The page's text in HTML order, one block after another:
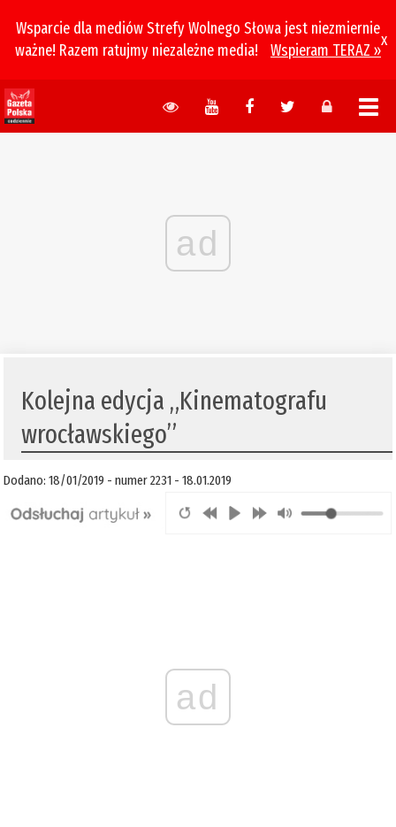
Wsparcie dla mediów Strefy Wolnego Słowa jest niezmiernie
ważne! Razem ratujmy niezależne media!
Wspieram TERAZ »
x
ad
Kolejna edycja „Kinematografu
wrocławskiego”
Dodano: 18/01/2019 - numer 2231 - 18.01.2019
ad